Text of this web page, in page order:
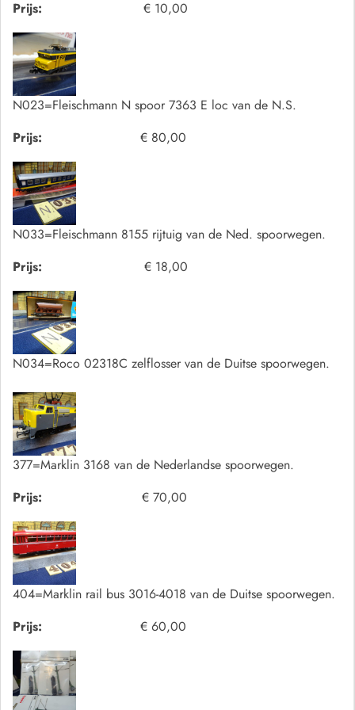
Prijs: € 10,00
N023=Fleischmann N spoor 7363 E loc van de N.S.
Prijs:
€ 80,00
N033=Fleischmann 8155 rijtuig van de Ned. spoorwegen.
Prijs:
€ 18,00
N034=Roco 02318C zelflosser van de Duitse spoorwegen.
377=Marklin 3168 van de Nederlandse spoorwegen.
Prijs:
€ 70,00
404=Marklin rail bus 3016-4018 van de Duitse spoorwegen.
Prijs:
€ 60,00